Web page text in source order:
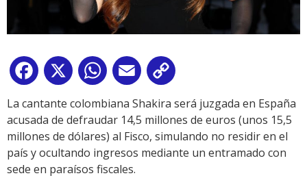
Facebook
X WhatsApp
Email
Link
La cantante colombiana Shakira será juzgada en España
acusada de defraudar 14,5 millones de euros (unos 15,5
millones de dólares) al Fisco, simulando no residir en el
país y ocultando ingresos mediante un entramado con
sede en paraísos fiscales.